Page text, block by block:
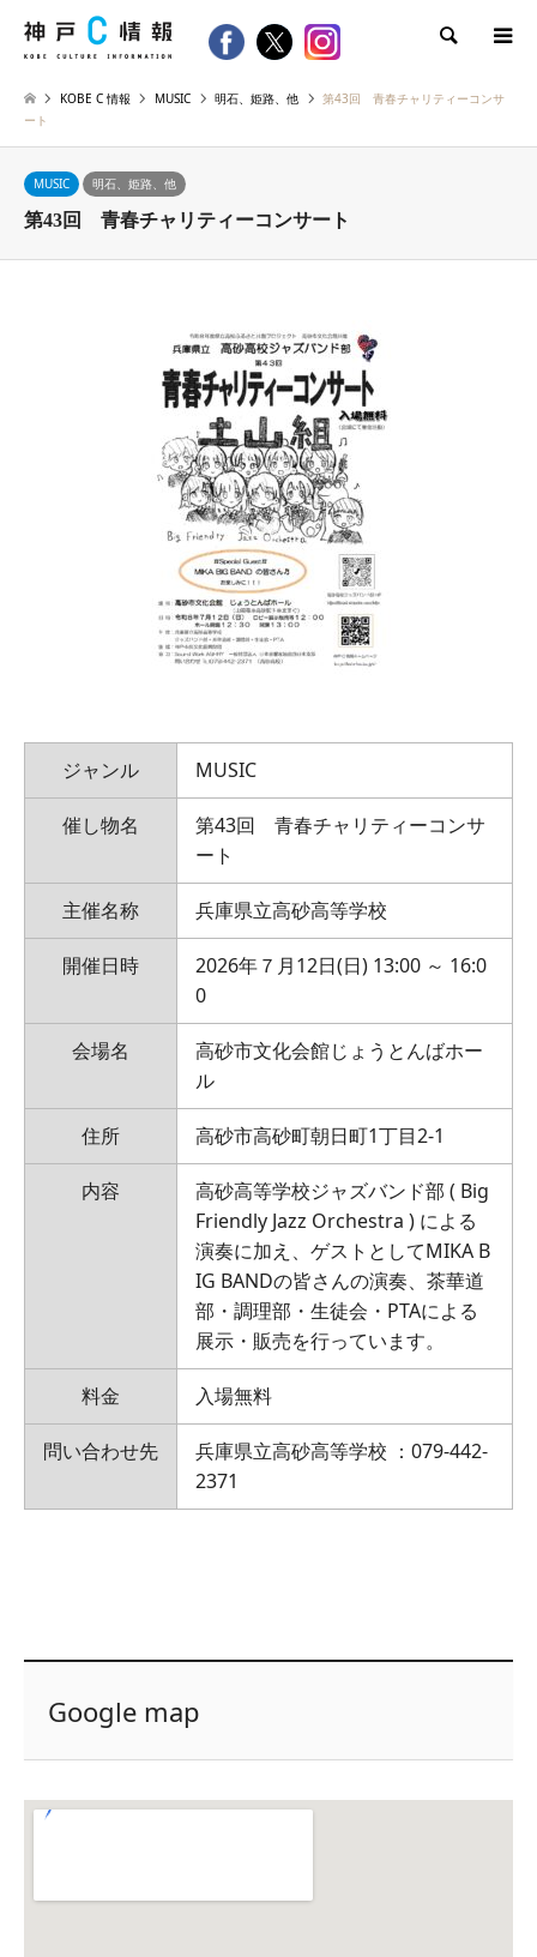
検索
KOBE C 情報 MUSIC 明石、姫路、他
第43回 青春チャリティーコンサ
ート
MUSIC 明石、姫路、他
第43回 青春チャリティーコンサート
ジャンル MUSIC
催し物名
第43回 青春チャリティーコンサ
ート
主催名称 兵庫県立高砂高等学校
開催日時
2026年７月12日(日) 13:00 ～ 16:0
0
会場名
高砂市文化会館じょうとんばホー
ル
住所 高砂市高砂町朝日町1丁目2-1
内容
高砂高等学校ジャズバンド部 ( Big
Friendly Jazz Orchestra ) による
演奏に加え、ゲストとしてMIKA B
IG BANDの皆さんの演奏、茶華道
部・調理部・生徒会・PTAによる
展示・販売を行っています。
料金 入場無料
問い合わせ先
兵庫県立高砂高等学校 ：079-442-
2371
Google map